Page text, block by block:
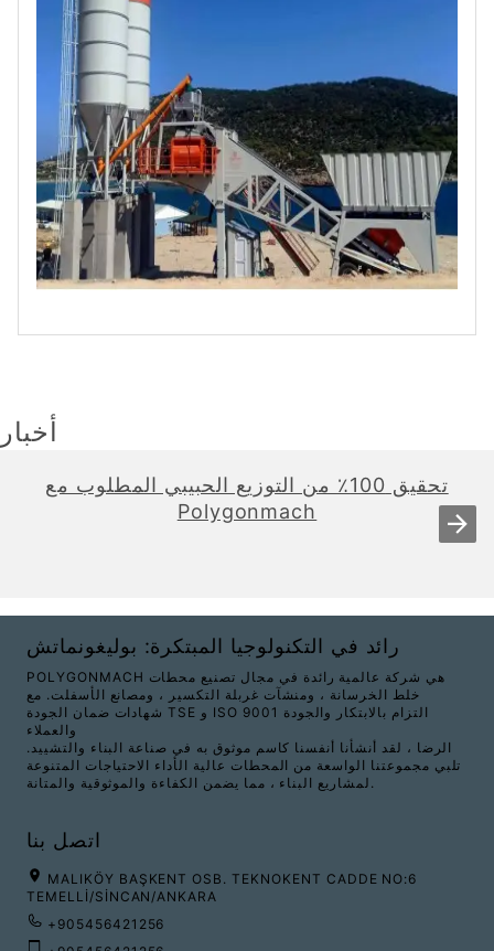
أخبار
تحقيق 100٪ من التوزيع الحبيبي المطلوب مع
Polygonmach
رائد في التكنولوجيا المبتكرة: بوليغونماتش
POLYGONMACH هي شركة عالمية رائدة في مجال تصنيع محطات
خلط الخرسانة ، ومنشآت غربلة التكسير ، ومصانع الأسفلت. مع
شهادات ضمان الجودة TSE و ISO 9001 التزام بالابتكار والجودة
والعملاء
الرضا ، لقد أنشأنا أنفسنا كاسم موثوق به في صناعة البناء والتشييد.
تلبي مجموعتنا الواسعة من المحطات عالية الأداء الاحتياجات المتنوعة
لمشاريع البناء ، مما يضمن الكفاءة والموثوقية والمتانة.
اتصل بنا
MALIKÖY BAŞKENT OSB. TEKNOKENT CADDE NO:6
TEMELLİ/SİNCAN/ANKARA
+905456421256